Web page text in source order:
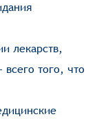
лекарств,
того, что